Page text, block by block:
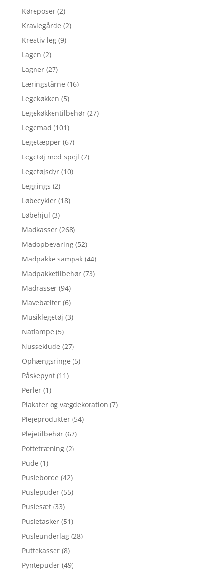
Køreposer (2)
Kravlegårde (2)
Kreativ leg (9)
Lagen (2)
Lagner (27)
Læringstårne (16)
Legekøkken (5)
Legekøkkentilbehør (27)
Legemad (101)
Legetæpper (67)
Legetøj med spejl (7)
Legetøjsdyr (10)
Leggings (2)
Løbecykler (18)
Løbehjul (3)
Madkasser (268)
Madopbevaring (52)
Madpakke sampak (44)
Madpakketilbehør (73)
Madrasser (94)
Mavebælter (6)
Musiklegetøj (3)
Natlampe (5)
Nusseklude (27)
Ophængsringe (5)
Påskepynt (11)
Perler (1)
Plakater og vægdekoration (7)
Plejeprodukter (54)
Plejetilbehør (67)
Pottetræning (2)
Pude (1)
Pusleborde (42)
Puslepuder (55)
Puslesæt (33)
Pusletasker (51)
Pusleunderlag (28)
Puttekasser (8)
Pyntepuder (49)